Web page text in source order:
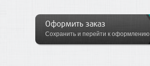
Оформить заказ
Сохранить и перейти к оформлению